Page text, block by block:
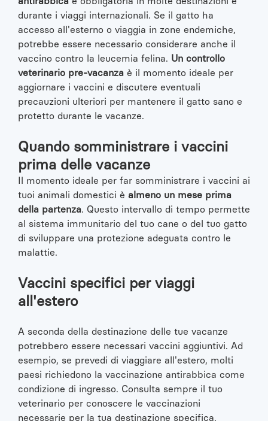
durante i viaggi internazionali. Se il gatto ha
accesso all'esterno o viaggia in zone endemiche,
potrebbe essere necessario considerare anche il
vaccino contro la leucemia felina. Un controllo
veterinario pre-vacanza è il momento ideale per
aggiornare i vaccini e discutere eventuali
precauzioni ulteriori per mantenere il gatto sano e
protetto durante le vacanze.
Quando somministrare i vaccini
prima delle vacanze
Il momento ideale per far somministrare i vaccini ai
tuoi animali domestici è almeno un mese prima
della partenza. Questo intervallo di tempo permette
al sistema immunitario del tuo cane o del tuo gatto
di sviluppare una protezione adeguata contro le
malattie.
Vaccini specifici per viaggi
all'estero
A seconda della destinazione delle tue vacanze
potrebbero essere necessari vaccini aggiuntivi. Ad
esempio, se prevedi di viaggiare all'estero, molti
paesi richiedono la vaccinazione antirabbica come
condizione di ingresso. Consulta sempre il tuo
veterinario per conoscere le vaccinazioni
necessarie per la tua destinazione specifica.